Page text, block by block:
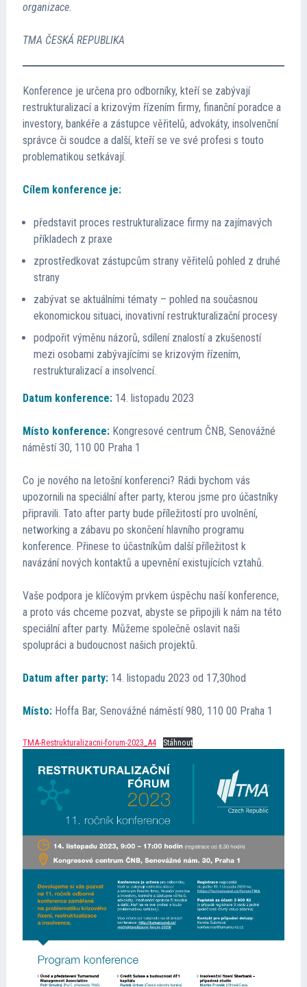
organizace.
TMA ČESKÁ REPUBLIKA
Konference je určena pro odborníky, kteří se zabývají
restrukturalizací a krizovým řízením firmy, finanční poradce a
investory, bankéře a zástupce věřitelů, advokáty, insolvenční
správce či soudce a další, kteří se ve své profesi s touto
problematikou setkávají.
Cílem konference je:
představit proces restrukturalizace firmy na zajímavých
příkladech z praxe
zprostředkovat zástupcům strany věřitelů pohled z druhé
strany
zabývat se aktuálními tématy – pohled na současnou
ekonomickou situaci, inovativní restrukturalizační procesy
podpořit výměnu názorů, sdílení znalostí a zkušeností
mezi osobami zabývajícími se krizovým řízením,
restrukturalizací a insolvencí.
Datum konference:14. listopadu 2023
Místo konference: Kongresové centrum ČNB, Senovážné
náměstí 30, 110 00 Praha 1
Co je nového na letošní konferenci? Rádi bychom vás
upozornili na speciální after party, kterou jsme pro účastníky
připravili. Tato after party bude příležitostí pro uvolnění,
networking a zábavu po skončení hlavního programu
konference. Přinese to účastníkům další příležitost k
navázání nových kontaktů a upevnění existujících vztahů.
Vaše podpora je klíčovým prvkem úspěchu naší konference,
a proto vás chceme pozvat, abyste se připojili k nám na této
speciální after party. Můžeme společně oslavit naši
spolupráci a budoucnost našich projektů.
Datum after party:14. listopadu 2023 od 17,30hod
Místo: Hoffa Bar, Senovážné náměstí 980, 110 00 Praha 1
TMA-Restrukturalizacni-forum-2023_A4 Stáhnout